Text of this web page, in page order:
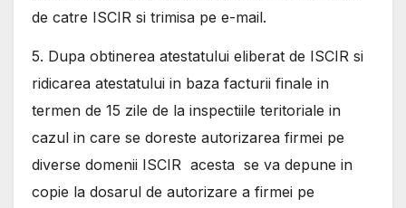
de catre ISCIR si trimisa pe e-mail.
5. Dupa obtinerea atestatului eliberat de ISCIR si
ridicarea atestatului in baza facturii finale in
termen de 15 zile de la inspectiile teritoriale in
cazul in care se doreste autorizarea firmei pe
diverse domenii ISCIR acesta se va depune in
copie la dosarul de autorizare a firmei pe